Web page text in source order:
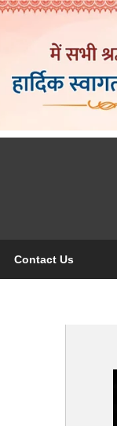
Contact Us